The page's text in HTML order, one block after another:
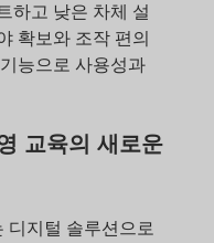
하고 낮은 차체 설
확보와 조작 편의
능으로 사용성과
교육의 새로운
디지털 솔루션으로